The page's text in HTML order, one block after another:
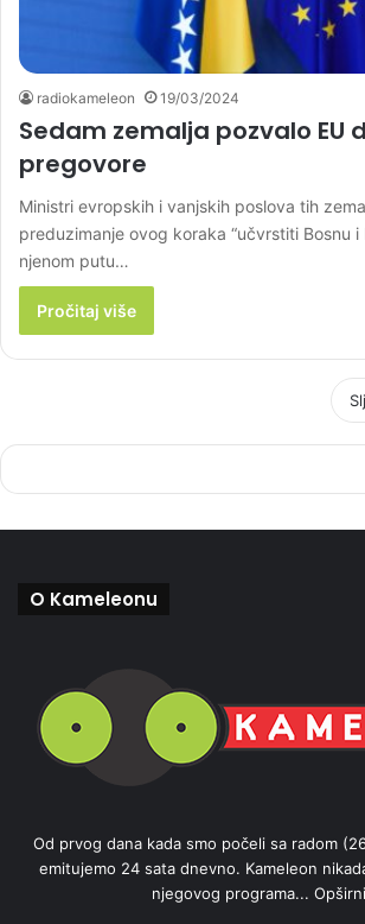
radiokameleon 19/03/2024
Sedam zemalja pozvalo EU
pregovore
Ministri evropskih i vanjskih poslova tih
preduzimanje ovog koraka “učvrstiti Bosnu i
njenom putu…
Pročitaj više
O Kameleonu
Od prvog dana kada smo počeli sa radom
emitujemo 24 sata dnevno. Kameleon
njegovog programa...